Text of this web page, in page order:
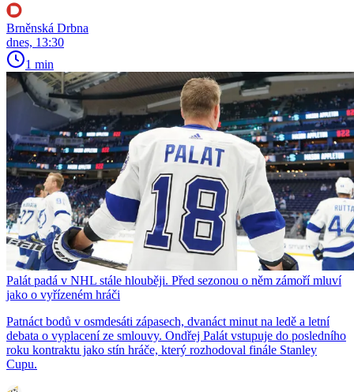
Brněnská Drbna
dnes, 13:30
1 min
Palát padá v NHL stále hlouběji. Před sezonou o něm zámoří mluví
jako o vyřízeném hráči
Patnáct bodů v osmdesáti zápasech, dvanáct minut na ledě a letní
debata o vyplacení ze smlouvy. Ondřej Palát vstupuje do posledního
roku kontraktu jako stín hráče, který rozhodoval finále Stanley
Cupu.